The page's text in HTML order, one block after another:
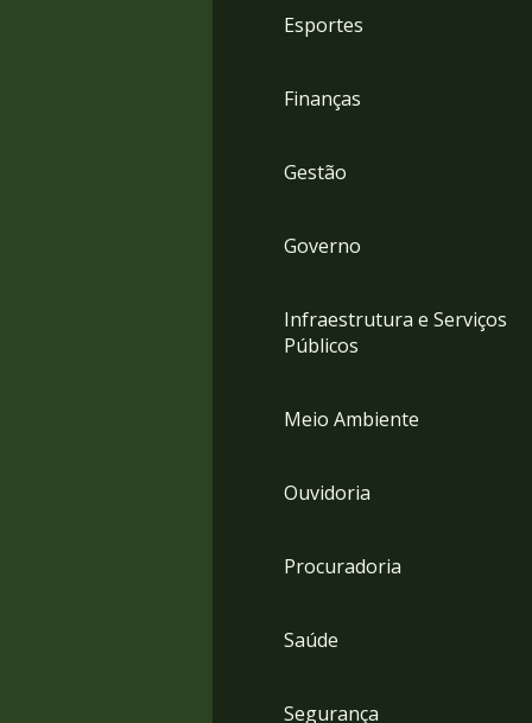
Esportes
Finanças
Gestão
Governo
Infraestrutura e Serviços
Públicos
Meio Ambiente
Ouvidoria
Procuradoria
Saúde
Segurança